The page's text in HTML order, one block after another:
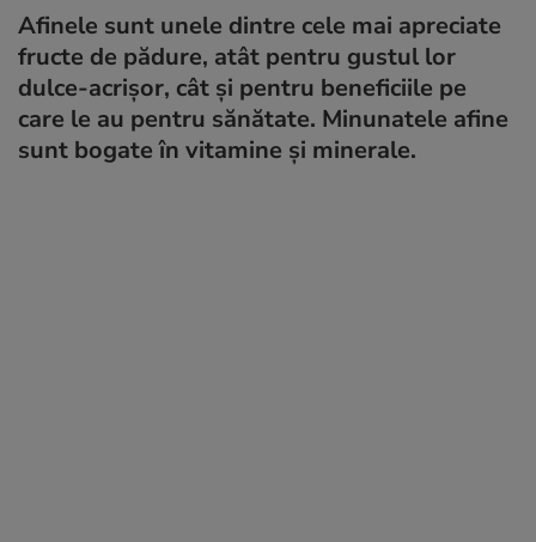
Afinele sunt unele dintre cele mai apreciate
fructe de pădure, atât pentru gustul lor
dulce-acrișor, cât și pentru beneficiile pe
care le au pentru sănătate. Minunatele afine
sunt bogate în vitamine și minerale.